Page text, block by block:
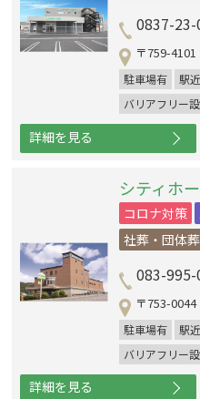
0837-23-
〒759-
駐車場有 駅近
バリアフリー
詳細を見る
シティホ
コロナ対策
社葬・団体葬
083-
〒753-
駐車場有 駅近
バリアフリー
詳細を見る